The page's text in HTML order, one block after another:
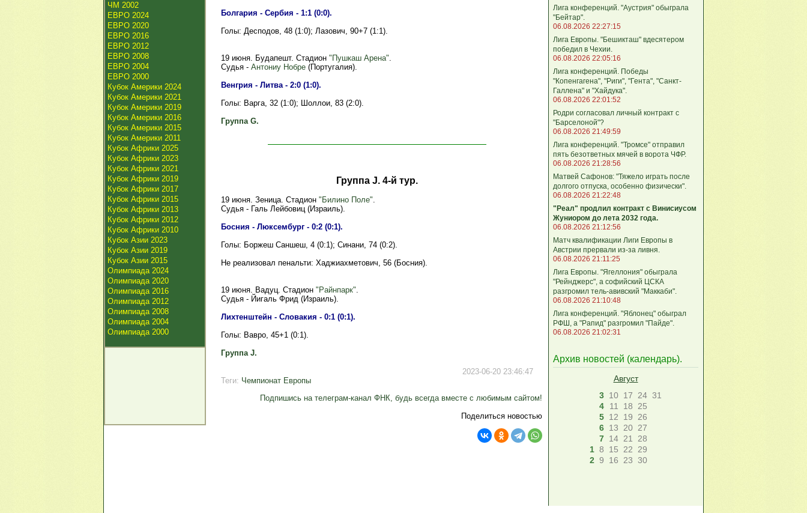
ЧМ 2002
ЕВРО 2024
ЕВРО 2020
ЕВРО 2016
ЕВРО 2012
ЕВРО 2008
ЕВРО 2004
ЕВРО 2000
Кубок Америки 2024
Кубок Америки 2021
Кубок Америки 2019
Кубок Америки 2016
Кубок Америки 2015
Кубок Америки 2011
Кубок Африки 2025
Кубок Африки 2023
Кубок Африки 2021
Кубок Африки 2019
Кубок Африки 2017
Кубок Африки 2015
Кубок Африки 2013
Кубок Африки 2012
Кубок Африки 2010
Кубок Азии 2023
Кубок Азии 2019
Кубок Азии 2015
Олимпиада 2024
Олимпиада 2020
Олимпиада 2016
Олимпиада 2012
Олимпиада 2008
Олимпиада 2004
Олимпиада 2000
Болгария - Сербия - 1:1 (0:0).
Голы: Десподов, 48 (1:0); Лазович, 90+7 (1:1).
19 июня. Будапешт. Стадион "Пушкаш Арена".
Судья - Антониу Нобре (Португалия).
Венгрия - Литва - 2:0 (1:0).
Голы: Варга, 32 (1:0); Шоллои, 83 (2:0).
Группа G.
Группа J. 4-й тур.
19 июня. Зеница. Стадион "Билино Поле".
Судья - Галь Лейбовиц (Израиль).
Босния - Люксембург - 0:2 (0:1).
Голы: Боржеш Саншеш, 4 (0:1); Синани, 74 (0:2).
Не реализовал пенальти: Хаджиахметович, 56 (Босния).
19 июня. Вадуц. Стадион "Райнпарк".
Судья - Йигаль Фрид (Израиль).
Лихтенштейн - Словакия - 0:1 (0:1).
Голы: Вавро, 45+1 (0:1).
Группа J.
2023-06-20 23:46:47
Теги: Чемпионат Европы
Подпишись на телеграм-канал ФНК, будь всегда вместе с любимым сайтом!
Поделиться новостью
Лига конференций. "Аустрия" обыграла
"Бейтар".
06.08.2026 22:27:15
Лига Европы. "Бешикташ" вдесятером
победил в Чехии.
06.08.2026 22:05:16
Лига конференций. Победы
"Копенгагена", "Риги", "Гента", "Санкт-
Галлена" и "Хайдука".
06.08.2026 22:01:52
Родри согласовал личный контракт с
"Барселоной"?
06.08.2026 21:49:59
Лига конференций. "Тромсе" отправил
пять безответных мячей в ворота ЧФР.
06.08.2026 21:28:56
Матвей Сафонов: "Тяжело играть после
долгого отпуска, особенно физически".
06.08.2026 21:22:48
"Реал" продлил контракт с Винисиусом
Жуниором до лета 2032 года.
06.08.2026 21:12:56
Матч квалификации Лиги Европы в
Австрии прервали из-за ливня.
06.08.2026 21:11:25
Лига Европы. "Ягеллония" обыграла
"Рейнджерс", а софийский ЦСКА
разгромил тель-авивский "Маккаби".
06.08.2026 21:10:48
Лига кoнференций. "Яблонец" обыграл
РФШ, а "Рапид" разгромил "Пайде".
06.08.2026 21:02:31
Архив новостей (календарь).
Август
3 10 17 24 31
4
11 18
25
5 12 19
26
6 13 20 27
7 14 21
28
1 8 15 22
29
2 9 16 23 30